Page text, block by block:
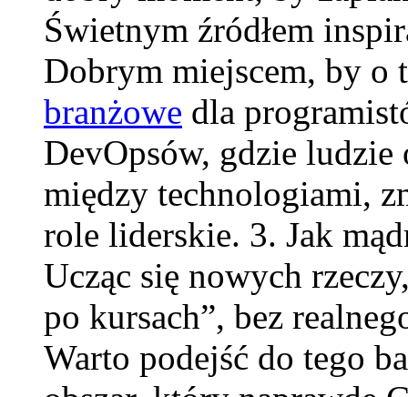
Świetnym źródłem
Dobrym miejscem, by o
branżowe dla
DevOpsów, gdzie ludzie
między technologiami,
role liderskie. 3. Jak
Ucząc się nowych
po kursach”, bez
Warto podejść do tego